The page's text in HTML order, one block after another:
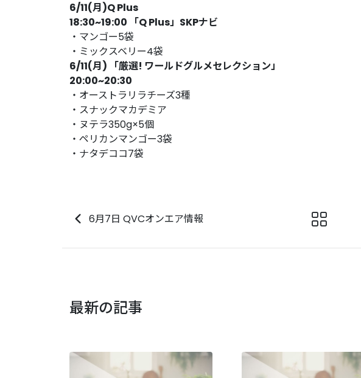
6/11(月)Q Plus
18:30~19:00 「Q Plus」SKPナビ
・マンゴー5袋
・ミックスベリー4袋
6/11(月) 「厳選! ワールドグルメセレクション」
20:00~20:30
・オーストラリラチーズ3種
・スナックマカデミア
・ヌテラ350g×5個
・ペリカンマンゴー3袋
・ナタデココ7袋
6月7日 QVCオンエア情報
最新の記事